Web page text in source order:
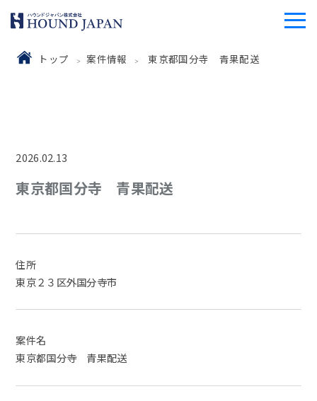
トップ 案件情報 東京都国分寺 青果配送
2026.02.13
東京都国分寺 青果配送
住所
東京２３区外国分寺市
案件名
東京都国分寺 青果配送